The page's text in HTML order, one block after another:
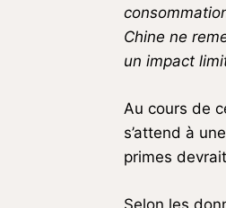
Chine ne
un impact
Au cours de
s’attend à
primes